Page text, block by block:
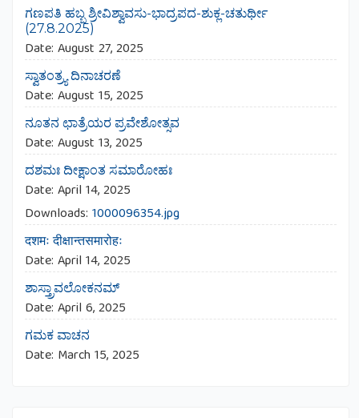
ಗಣಪತಿ ಹಬ್ಬ ಶ್ರೀವಿಶ್ವಾವಸು-ಭಾದ್ರಪದ-ಶುಕ್ಲ-ಚತುರ್ಥೀ
(27.8.2025)
Date: August 27, 2025
ಸ್ವಾತಂತ್ರ್ಯ ದಿನಾಚರಣೆ
Date: August 15, 2025
ನೂತನ ಛಾತ್ರೆಯರ ಪ್ರವೇಶೋತ್ಸವ
Date: August 13, 2025
ದಶಮಃ ದೀಕ್ಷಾಂತ ಸಮಾರೋಹಃ
Date: April 14, 2025
Downloads: 1000096354.jpg
दशमः दीक्षान्तसमारोहः
Date: April 14, 2025
ಶಾಸ್ತ್ರಾವಲೋಕನಮ್
Date: April 6, 2025
ಗಮಕ ವಾಚನ
Date: March 15, 2025